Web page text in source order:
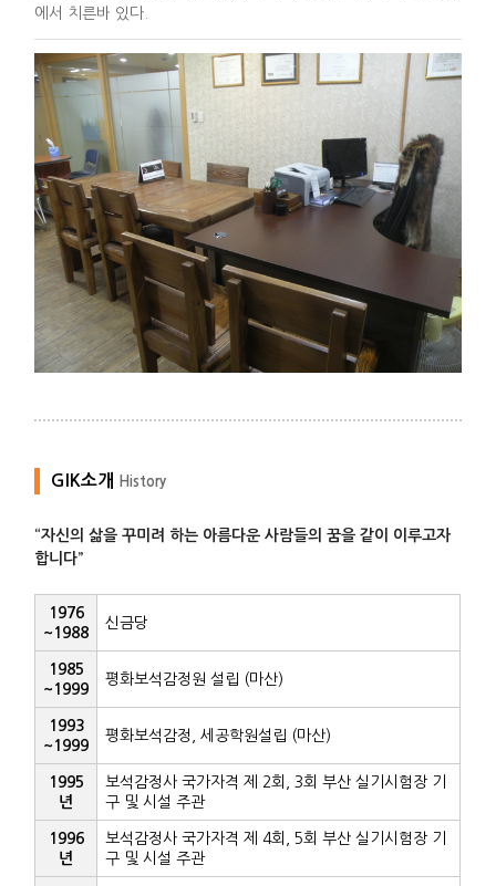
에서 치른바 있다.
GIK소개 History
“자신의 삶을 꾸미려 하는 아름다운 사람들의 꿈을 같이 이루고자
합니다”
1976
~1988
신금당
1985
~1999
평화보석감정원 설립 (마산)
1993
~1999
평화보석감정, 세공학원설립 (마산)
1995
년
보석감정사 국가자격 제 2회, 3회 부산 실기시험장 기
구 및 시설 주관
1996
년
보석감정사 국가자격 제 4회, 5회 부산 실기시험장 기
구 및 시설 주관